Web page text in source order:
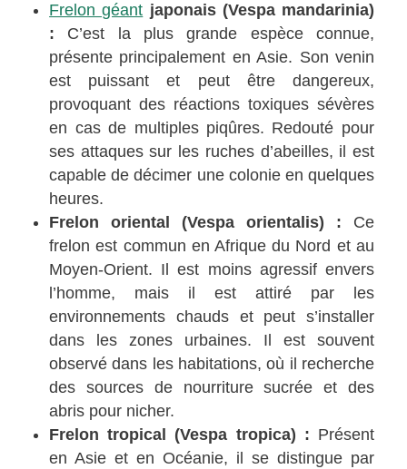
Frelon géant japonais (Vespa mandarinia)
: C’est la plus grande espèce connue,
présente principalement en Asie. Son venin
est puissant et peut être dangereux,
provoquant des réactions toxiques sévères
en cas de multiples piqûres. Redouté pour
ses attaques sur les ruches d’abeilles, il est
capable de décimer une colonie en quelques
heures.
Frelon oriental (Vespa orientalis) : Ce
frelon est commun en Afrique du Nord et au
Moyen-Orient. Il est moins agressif envers
l’homme, mais il est attiré par les
environnements chauds et peut s’installer
dans les zones urbaines. Il est souvent
observé dans les habitations, où il recherche
des sources de nourriture sucrée et des
abris pour nicher.
Frelon tropical (Vespa tropica) : Présent
en Asie et en Océanie, il se distingue par